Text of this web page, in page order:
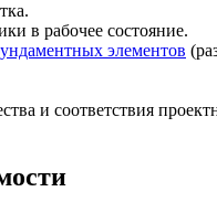
в рабочее состояние.
элементов
и соответствия